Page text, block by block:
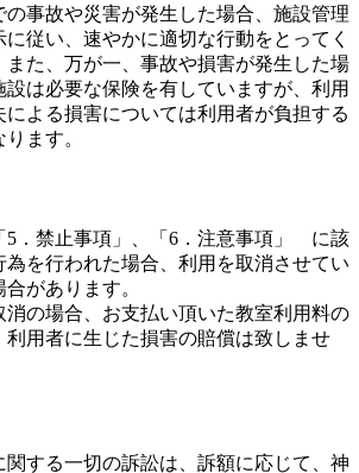
の事故や災害が発生した場合、施設管理
に従い、速やかに適切な行動をとってく
また、万が一、事故や損害が発生した場
設は必要な保険を有していますが、利用
による損害については利用者が負担する
ます。
5．禁止事項」、「6．注意事項」 に該
為を行われた場合、利用を取消させてい
があります。
の場合、お支払い頂いた教室利用料の
利用者に生じた損害の賠償は致しませ
関する一切の訴訟は、訴額に応じて、神